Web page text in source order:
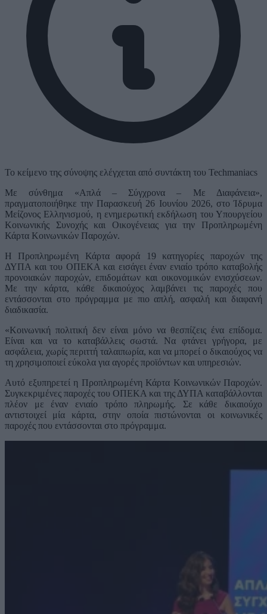
Το κείμενο της σύνοψης ελέγχεται από συντάκτη του Techmaniacs
Με σύνθημα «Απλά – Σύγχρονα – Με Διαφάνεια»,
πραγματοποιήθηκε την Παρασκευή 26 Ιουνίου 2026, στο Ίδρυμα
Μείζονος Ελληνισμού, η ενημερωτική εκδήλωση του Υπουργείου
Κοινωνικής Συνοχής και Οικογένειας για την Προπληρωμένη
Κάρτα Κοινωνικών Παροχών.
Η Προπληρωμένη Κάρτα αφορά 19 κατηγορίες παροχών της
ΔΥΠΑ και του ΟΠΕΚΑ και εισάγει έναν ενιαίο τρόπο καταβολής
προνοιακών παροχών, επιδομάτων και οικονομικών ενισχύσεων.
Με την κάρτα, κάθε δικαιούχος λαμβάνει τις παροχές που
εντάσσονται στο πρόγραμμα με πιο απλή, ασφαλή και διαφανή
διαδικασία.
«Κοινωνική πολιτική δεν είναι μόνο να θεσπίζεις ένα επίδομα.
Είναι και να το καταβάλλεις σωστά. Να φτάνει γρήγορα, με
ασφάλεια, χωρίς περιττή ταλαιπωρία, και να μπορεί ο δικαιούχος να
τη χρησιμοποιεί εύκολα για αγορές προϊόντων και υπηρεσιών.
Αυτό εξυπηρετεί η Προπληρωμένη Κάρτα Κοινωνικών Παροχών.
Συγκεκριμένες παροχές του ΟΠΕΚΑ και της ΔΥΠΑ καταβάλλονται
πλέον με έναν ενιαίο τρόπο πληρωμής. Σε κάθε δικαιούχο
αντιστοιχεί μία κάρτα, στην οποία πιστώνονται οι κοινωνικές
παροχές που εντάσσονται στο πρόγραμμα.